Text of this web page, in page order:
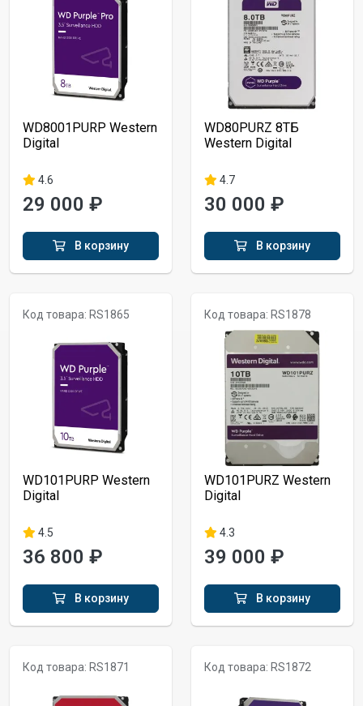
WD8001PURP Western
Digital
4.6
29 000 ₽
В корзину
WD80PURZ 8ТБ
Western Digital
4.7
30 000 ₽
В корзину
Код товара: RS1865
WD101PURP Western
Digital
4.5
36 800 ₽
В корзину
Код товара: RS1878
WD101PURZ Western
Digital
4.3
39 000 ₽
В корзину
Код товара: RS1871 Код товара: RS1872